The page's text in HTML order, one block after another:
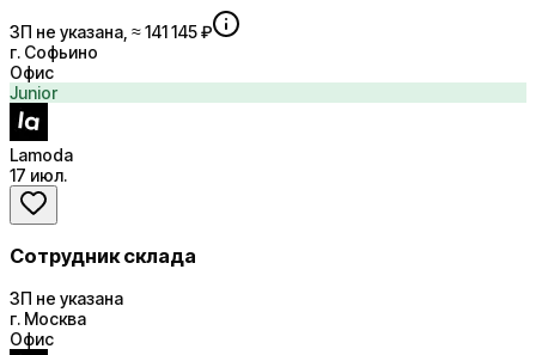
ЗП не указана, ≈ 141 145 ₽
г. Софьино
Офис
Junior
Lamoda
17 июл.
Сотрудник склада
ЗП не указана
г. Москва
Офис